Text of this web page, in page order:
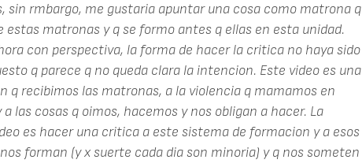
sin rmbargo, me gustaria apuntar una cosa como matrona q
estas matronas y q se formo antes q ellas en esta unidad.
con perspectiva, la forma de hacer la critica no haya sido
q parece q no queda clara la intencion. Este video es una
q recibimos las matronas, a la violencia q mamamos en
las cosas q oimos, hacemos y nos obligan a hacer. La
es hacer una critica a este sistema de formacion y a esos
forman (y x suerte cada dia son minoria) y q nos someten